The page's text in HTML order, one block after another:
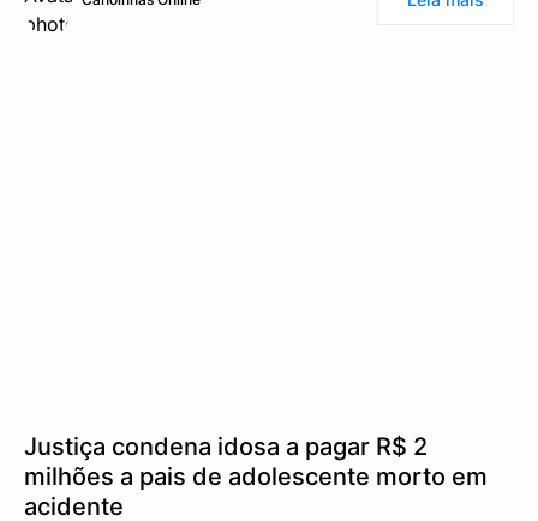
Justiça condena idosa a pagar R$ 2
milhões a pais de adolescente morto em
acidente